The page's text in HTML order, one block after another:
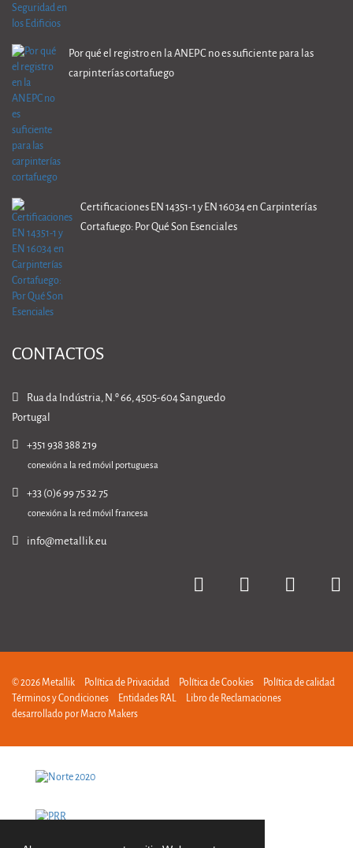
Por qué el registro en la ANEPC no es suficiente para las
carpinterías cortafuego
Certificaciones EN 14351-1 y EN 16034 en Carpinterías
Cortafuego: Por Qué Son Esenciales
CONTACTOS
Rua da Indústria, N.º 66, 4505-604 Sanguedo
Portugal
+351 938 388 219
conexión a la red móvil portuguesa
+33 (0)6 99 75 32 75
conexión a la red móvil francesa
info@metallik.eu
© 2026 Metallik Política de Privacidad Política de Cookies
Política de calidad
Términos y Condiciones
Entidades RAL
Libro de Reclamaciones
desarrollado porMacro Makers